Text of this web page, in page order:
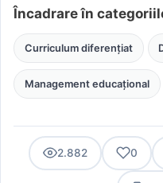
Încadrare în
Curriculum diferențiat
Management educațional
2.882 0